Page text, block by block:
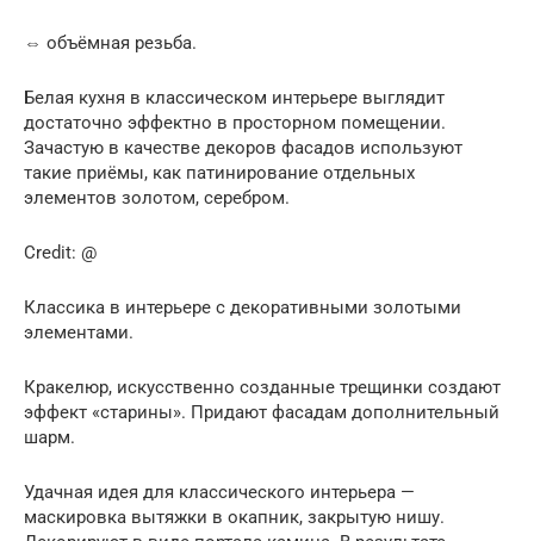
⇔ объёмная резьба.
Белая кухня в классическом интерьере выглядит
достаточно эффектно в просторном помещении.
Зачастую в качестве декоров фасадов используют
такие приёмы, как патинирование отдельных
элементов золотом, серебром.
Credit: @
Классика в интерьере с декоративными золотыми
элементами.
Кракелюр, искусственно созданные трещинки создают
эффект «старины». Придают фасадам дополнительный
шарм.
Удачная идея для классического интерьера —
маскировка вытяжки в окапник, закрытую нишу.